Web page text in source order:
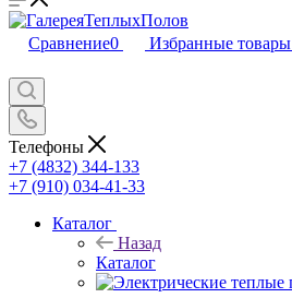
Сравнение0 Избранные товары
Телефоны
+7 (4832) 344-133
+7 (910) 034-41-33
Каталог
Назад
Каталог